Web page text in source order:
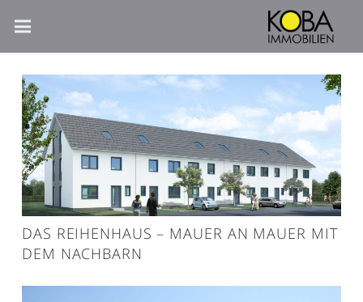
DAS REIHENHAUS – MAUER AN MAUER MIT
DEM NACHBARN